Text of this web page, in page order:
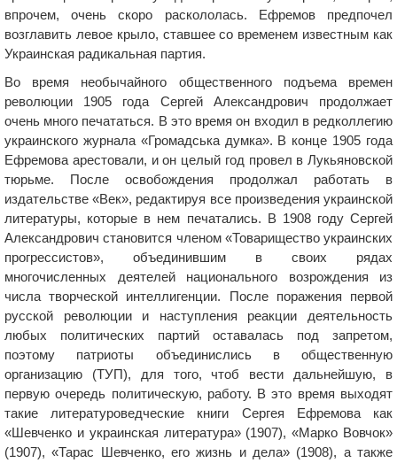
впрочем, очень скоро раскололась. Ефремов предпочел
возглавить левое крыло, ставшее со временем известным как
Украинская радикальная партия.
Во время необычайного общественного подъема времен
революции 1905 года Сергей Александрович продолжает
очень много печататься. В это время он входил в редколлегию
украинского журнала «Громадська думка». В конце 1905 года
Ефремова арестовали, и он целый год провел в Лукьяновской
тюрьме. После освобождения продолжал работать в
издательстве «Век», редактируя все произведения украинской
литературы, которые в нем печатались. В 1908 году Сергей
Александрович становится членом «Товарищество украинских
прогрессистов», объединившим в своих рядах
многочисленных деятелей национального возрождения из
числа творческой интеллигенции. После поражения первой
русской революции и наступления реакции деятельность
любых политических партий оставалась под запретом,
поэтому патриоты объединислись в общественную
организацию (ТУП), для того, чтоб вести дальнейшую, в
первую очередь политическую, работу. В это время выходят
такие литературоведческие книги Сергея Ефремова как
«Шевченко и украинская литература» (1907), «Марко Вовчок»
(1907), «Тарас Шевченко, его жизнь и дела» (1908), а также